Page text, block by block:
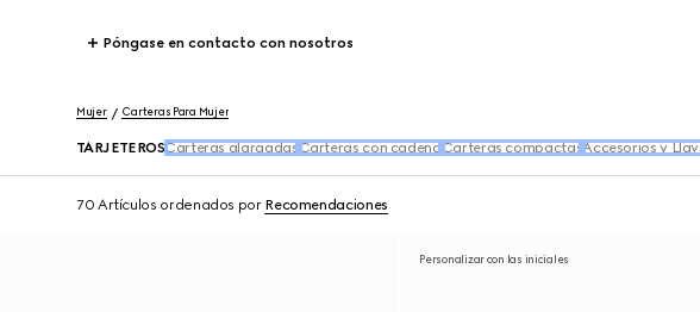
Póngase en contacto con nosotros
Mujer Carteras Para Mujer
TARJETEROS Carteras alargadas Carteras con cadena Carteras compactas Accesorios y
70 Artículos ordenados por Recomendaciones
Personalizar con las iniciales